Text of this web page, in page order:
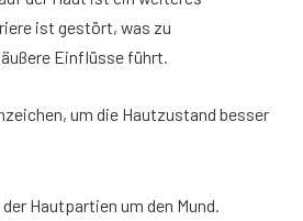
ist gestört, was zu
Einflüsse führt.
um die Hautzustand besser
Hautpartien um den Mund.